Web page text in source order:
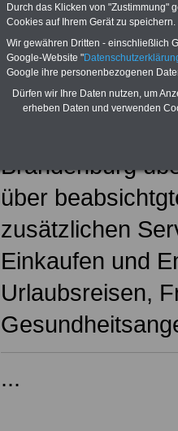
ABO>>> hier bestellen
ACHTUNG Neue Broschüre zum
Teilweise 5-stellige Nachzahlungen
Beamtinnen & Beamte in Bund und
durch Neuordnung der
Alimentation
Brandenburg
über
zusätzlichen
Einkaufen und
Urlaubsreisen,
...
Durch das Klicken von "Zustimmung"
Cookies auf Ihrem Gerät zu speichern.
Wir gewähren Dritten - einschließlich
Google-Website "
Google ihre personenbezogenen
Dürfen wir Ihre Daten nutzen, um
erheben Daten und verwenden